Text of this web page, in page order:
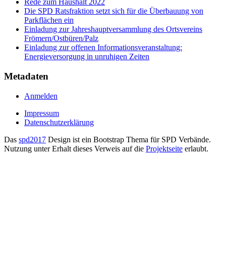
Rede zum Haushalt 2022
Die SPD Ratsfraktion setzt sich für die Überbauung von
Parkflächen ein
Einladung zur Jahreshauptversammlung des Ortsvereins
Frömern/Ostbüren/Palz
Einladung zur offenen Informationsveranstaltung:
Energieversorgung in unruhigen Zeiten
Metadaten
Anmelden
Impressum
Datenschutzerklärung
Das spd2017 Design ist ein Bootstrap Thema für SPD Verbände.
Nutzung unter Erhalt dieses Verweis auf die Projektseite erlaubt.